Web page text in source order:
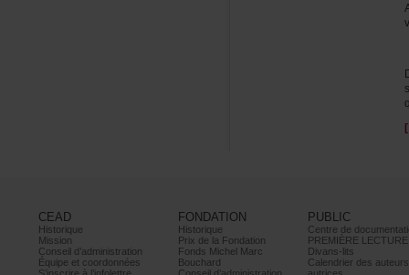
CEAD
Historique
Mission
Conseild’administration
Équipeetcoordonnées
FONDATION
Historique
PrixdelaFondation
FondsMichelMarc
Bouchard
PUBLIC
PREMIÈRELECTURE
Divans-lits